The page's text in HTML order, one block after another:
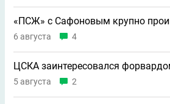
«ПСЖ» с Сафоновым крупно
6 августа 4
ЦСКА заинтересовался
5 августа 2